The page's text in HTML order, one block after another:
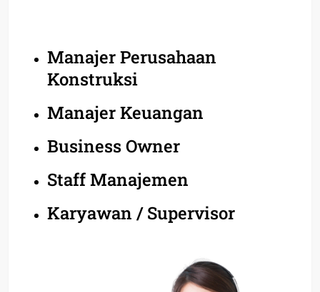
Manajer Perusahaan
Konstruksi
Manajer Keuangan
Business Owner
Staff Manajemen
Karyawan / Supervisor